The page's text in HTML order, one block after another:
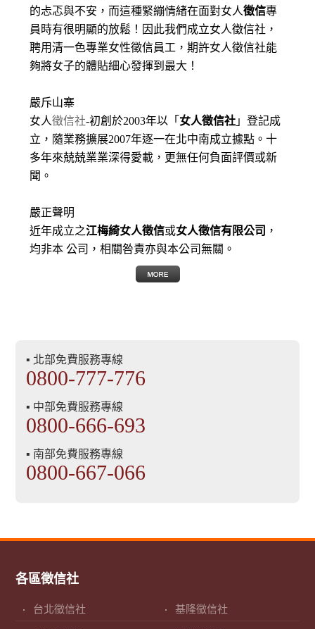
的忐忑與不安，而這種緊繃情緒在面對女人徵信專
員時有很明顯的放鬆！因此我們成立女人徵信社，
聘用清一色專業女性徵信員工，期許女人徵信社能
夠將女子的體貼細心發揮到最大 ！
嚴斥山寨
女人徵信社-初創於2003年以「 女人徵信社 」登記成
立，隨業務擴展2007年逐一在北中南成立據點。十
多年來兢兢業業深得愛載，更無任何負面評價或新
聞。
嚴正聲明
近年成立之江梅綺女人徵信或女人徵信有限公司 ，
均非本 公司，相關咎責亦與本公司無關。
▪ 北部免費服務專線
0800-777-776
▪ 中部免費服務專線
0800-666-693
▪ 南部免費服務專線
0800-667-066
各區徵信社
台北徵信社 基隆徵信社